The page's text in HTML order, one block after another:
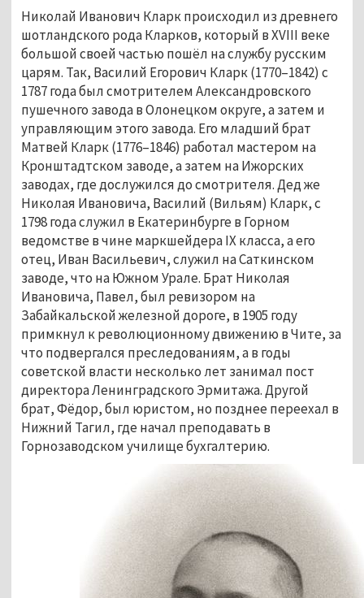
Николай Иванович Кларк происходил из древнего
шотландского рода Кларков, который в XVIII веке
большой своей частью пошёл на службу русским
царям. Так, Василий Егорович Кларк (1770–1842) с
1787 года был смотрителем Александровского
пушечного завода в Олонецком округе, а затем и
управляющим этого завода. Его младший брат
Матвей Кларк (1776–1846) работал мастером на
Кронштадтском заводе, а затем на Ижорских
заводах, где дослужился до смотрителя. Дед же
Николая Ивановича, Василий (Вильям) Кларк, с
1798 года служил в Екатеринбурге в Горном
ведомстве в чине маркшейдера IX класса, а его
отец, Иван Васильевич, служил на Саткинском
заводе, что на Южном Урале. Брат Николая
Ивановича, Павел, был ревизором на
Забайкальской железной дороге, в 1905 году
примкнул к революционному движению в Чите, за
что подвергался преследованиям, а в годы
советской власти несколько лет занимал пост
директора Ленинградского Эрмитажа. Другой
брат, Фёдор, был юристом, но позднее переехал в
Нижний Тагил, где начал преподавать в
Горнозаводском училище бухгалтерию.